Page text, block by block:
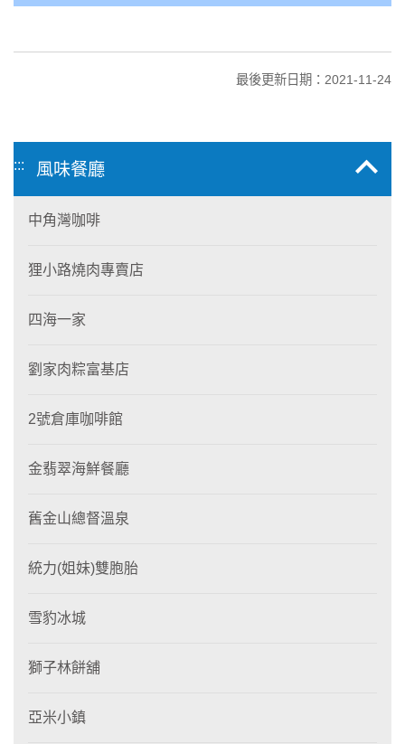
最後更新日期：2021-11-24
::: 風味餐廳
中角灣咖啡
狸小路燒肉專賣店
四海一家
劉家肉粽富基店
2號倉庫咖啡館
金翡翠海鮮餐廳
舊金山總督溫泉
統力(姐妹)雙胞胎
雪豹冰城
獅子林餅舖
亞米小鎮